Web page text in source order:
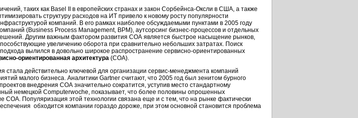
таких как Basel II в европейских странах и закон Сорбейнса-Оксли в США, а также
структуру расходов на ИT привело к новому росту популярности
компаний. В его рамках наиболее обсуждаемыми пунктами в 2005 году
(Business Process Management, BPM), аутсорсинг бизнес-процессов и отдельных
Другим важным фактором развития СОА является быстрое насыщение рынков,
увеличению оборота при сравнительно небольших затратах. Поиск
вылился в довольно широкое распространение сервисно-ориентированных
ориентированная архитектура (СОА).
стала действительно ключевой для организации сервис-менеджмента компаний
малого бизнеса. Аналитики Gartner считают, что 2005 год был зенитом бурного
внедрения СОА значительно сократится, уступив место стандартному
немецкой Computerwoche, показывает, что более половины опрошенных
Популяризация этой технологии связана еще и с тем, что на рынке фактически
обходится компании гораздо дороже, при этом основной становится проблема